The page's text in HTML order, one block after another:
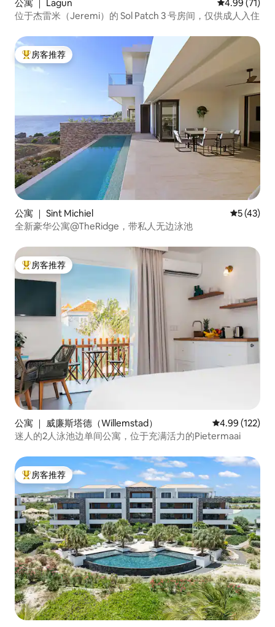
公寓 ｜ Lagun 平均评分
4.99 (71)
位于杰雷米（Jeremi）的 Sol Patch 3 号房间，仅供成人入住
热门「房客推荐」
房客推荐
公寓 ｜ Sint Michiel 平均评分
5 (43)
全新豪华公寓@TheRidge，带私人无边泳池
热门「房客推荐」
房客推荐
公寓 ｜ 威廉斯塔德（Willemstad） 平均评分 4.99
4.99 (122)
迷人的2人泳池边单间公寓，位于充满活力的Pietermaai
热门「房客推荐」
房客推荐